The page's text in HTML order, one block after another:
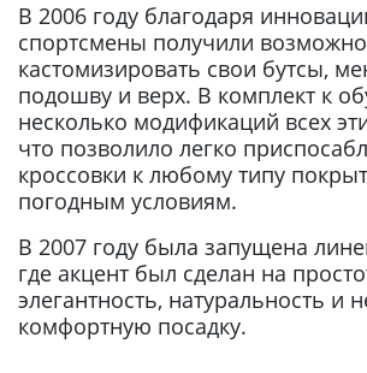
В 2006 году благодаря
спортсмены получили
кастомизировать свои бутсы,
подошву и верх. В комплект к
несколько модификаций всех
что позволило легко
кроссовки к любому типу
погодным условиям.
В 2007 году была запущена
где акцент был сделан на
элегантность, натуральность и
комфортную посадку.